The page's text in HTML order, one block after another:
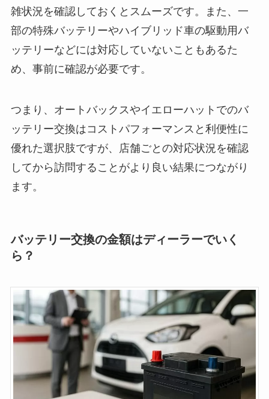
雑状況を確認しておくとスムーズです。また、一
部の特殊バッテリーやハイブリッド車の駆動用バ
ッテリーなどには対応していないこともあるた
め、事前に確認が必要です。
つまり、オートバックスやイエローハットでのバ
ッテリー交換はコストパフォーマンスと利便性に
優れた選択肢ですが、店舗ごとの対応状況を確認
してから訪問することがより良い結果につながり
ます。
バッテリー交換の金額はディーラーでいく
ら？